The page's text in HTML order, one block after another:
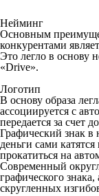
Нейминг
Основным
конкурентами
Это легло в основу
«Drive».
Логотип
В основу образа
ассоциируется с
передается за счет
Графический знак в
деньги сами
прокатиться на
Современный
графического
скругленных